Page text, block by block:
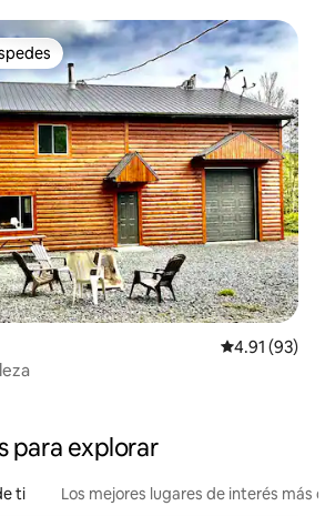
Calificación
4.91 (93)
para explorar
ti Los mejores lugares de interés más